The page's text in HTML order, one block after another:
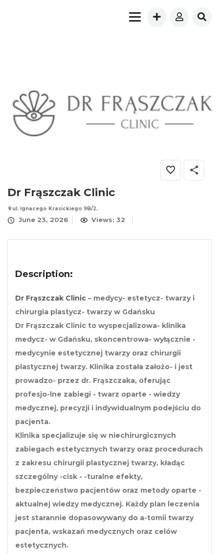
Dr Frąszczak Clinic
ul. Ignacego Krasickiego 9B/2,
June 23, 2026 Views: 32
Description:
Dr Frąszczak Clinic – medycy- estetycz- twarzy i
chirurgia plastycz- twarzy w Gdańsku
Dr Frąszczak Clinic to wyspecjalizowa- klinika
medycz- w Gdańsku, skoncentrowa- wyłącznie -
medycynie estetycznej twarzy oraz chirurgii
plastycznej twarzy. Klinika została założo- i jest
prowadzo- przez dr. Frąszczaka, oferując
profesjo-lne zabiegi - twarz oparte - wiedzy
medycznej, precyzji i indywidualnym podejściu do
pacjenta.
Klinika specjalizuje się w niechirurgicznych
zabiegach estetycznych twarzy oraz procedurach
z zakresu chirurgii plastycznej twarzy, kładąc
szczególny -cisk - -turalne efekty,
bezpieczeństwo pacjentów oraz metody oparte -
aktualnej wiedzy medycznej. Każdy plan leczenia
jest starannie dopasowywany do a-tomii twarzy
pacjenta, wskazań medycznych oraz celów
estetycznych.